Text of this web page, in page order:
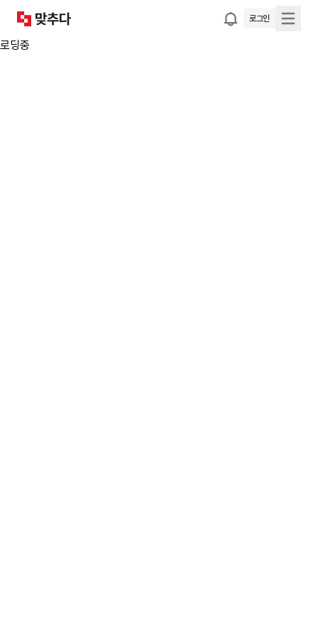
로그인
로딩중